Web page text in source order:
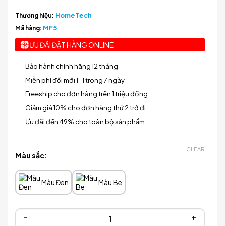
2.500.000 VNĐ.
1.950.000 VNĐ.
Thương hiệu: HomeTech
Mã hàng: MF5
ƯU ĐÃI ĐẶT HÀNG ONLINE
Bảo hành chính hãng 12 tháng
Miễn phí đổi mới 1-1 trong 7 ngày
Freeship cho đơn hàng trên 1 triệu đồng
Giảm giá 10% cho đơn hàng thứ 2 trở đi
Ưu đãi đến 49% cho toàn bộ sản phẩm
Màu sắc:
Màu Đen Màu Be
CLEAR
Máy Ngâm Chân Massage CHIGO MF5 Cao Cấp 6 Bàn